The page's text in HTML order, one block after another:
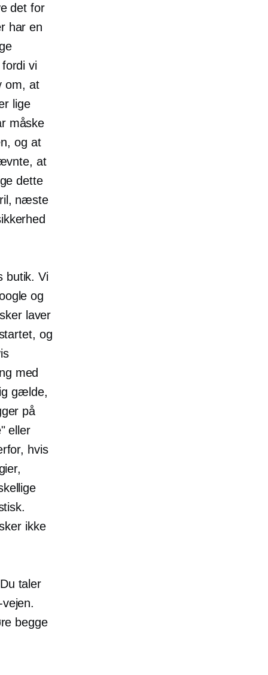
det for
har en
vi
om, at
lige
måske
og at
at
dette
næste
butik. Vi
og
laver
og
med
gælde,
på
eller
hvis
ikke
taler
begge